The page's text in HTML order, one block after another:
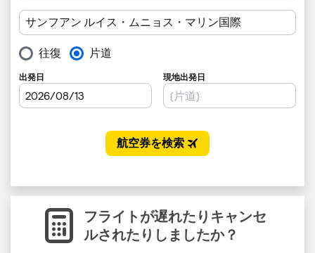
フライトが遅れたりキャンセ
ルされたりしましたか？